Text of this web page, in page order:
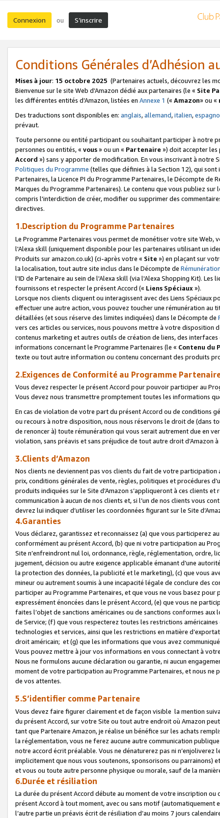
Connexion ou S’inscrire
Conditions Générales d’Adhésion
Mises à jour: 15 octobre 2025 (Partenaires actuels, découvrez les
Bienvenue sur le site Web d’Amazon dédié aux partenaires (le « Site
les différentes entités d’Amazon, listées en Annexe 1 (« Amazon» ou «
Des traductions sont disponibles en: anglais,allemand,italien,
prévaut.
Toute personne ou entité participant ou souhaitant participer à notre
personnes ou entités, « vous» ou un « Partenaire ») doit accepter les
Accord ») sans y apporter de modification. En vous inscrivant à notre
Politiques du Programme (telles que définies à la Section 12), qui
Partenaires, la Licence PI du Programme Partenaires, le Décompte de
Marques du Programme Partenaires). Le contenu que vous publiez
compris l'interdiction de créer, modifier ou supprimer des
directives.
1.Description du Programme Partenaires
Le Programme Partenaires vous permet de monétiser votre site Web,
l'Alexa skill (uniquement disponible pour les partenaires utilisant un
Produits sur amazon.co.uk) (ci-après votre « Site ») en plaçant sur
la localisation, tout autre site inclus dans le Décompte de
l'ID de Partenaire au sein de l'Alexa skill (via l'Alexa Shopping Kit).
fournissons et respecter le présent Accord (« Liens Spéciaux»).
Lorsque nos clients cliquent ou interagissent avec des Liens Spéciaux
effectuer une autre action, vous pouvez toucher une rémunération
détaillées (et sous réserve des limites indiquées) dans le Décompte de
vers ces articles ou services, nous pouvons mettre à votre disposition
contenus marketing et autres outils de création de liens, des
informations concernant le Programme Partenaires (le « Contenu du
texte ou tout autre information ou contenu concernant des produits
2.Exigences de Conformité au Programme
Vous devez respecter le présent Accord pour pouvoir participer au
Vous devez nous transmettre promptement toutes les informations
En cas de violation de votre part du présent Accord ou de conditions
ou recours à notre disposition, nous nous réservons le droit de (dans
de renoncer à) toute rémunération qui vous serait autrement due en
violation, sans préavis et sans préjudice de tout autre droit
3.Clients d’Amazon
Nos clients ne deviennent pas vos clients du fait de votre
prix, conditions générales de vente, règles, politiques et procédures
produits indiquées sur le Site d’Amazon s’appliqueront à ces clients
communication à aucun de nos clients et, si l’un de nos clients vous
devrez lui indiquer d’utiliser les coordonnées figurant sur le Site
4.Garanties
Vous déclarez, garantissez et reconnaissez (a) que vous participerez
conformément au présent Accord, (b) que ni votre participation au
Site n’enfreindront nul loi, ordonnance, règle, réglementation, ordre,
jugement, décision ou autre exigence applicable émanant d’une
la protection des données, la publicité et le marketing), (c) que vous
mineur ou autrement soumis à une incapacité légale de conclure des
participer au Programme Partenaires, et que vous ne vous basez
expressément énoncées dans le présent Accord, (e) que vous ne
faites l’objet de sanctions américaines ou de sanctions conformes
de Service; (f) que vous respecterez toutes les restrictions
technologies et services, ainsi que les restrictions en matière
droit américain; et (g) que les informations que vous avez
Vous pouvez mettre à jour vos informations en vous connectant à
Nous ne formulons aucune déclaration ou garantie, ni aucun
moment de votre participation au Programme Partenaires, et nous
de vos attentes.
5.S’identifier comme Partenaire
Vous devez faire figurer clairement et de façon visible la mention
du présent Accord, sur votre Site ou tout autre endroit où Amazon
tant que Partenaire Amazon, je réalise un bénéfice sur les achats
la réglementation, vous ne ferez aucune autre communication
notre accord écrit préalable. Vous ne dénaturerez pas ni
implicitement que nous vous soutenons, sponsorisons ou parrainons)
et vous ou toute autre personne physique ou morale, sauf de la
6.Durée et résiliation
La durée du présent Accord débute au moment de votre inscription
présent Accord à tout moment, avec ou sans motif (automatiquement
l’autre partie un préavis écrit de résiliation d’au moins 7 jours